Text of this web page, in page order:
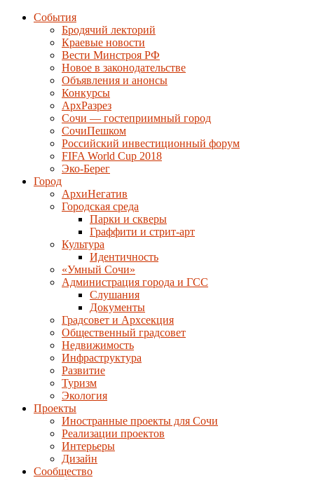
События
Бродячий лекторий
Краевые новости
Вести Минстроя РФ
Новое в законодательстве
Объявления и анонсы
Конкурсы
АрхРазрез
Сочи — гостеприимный город
СочиПешком
Российский инвестиционный форум
FIFA World Cup 2018
Эко-Берег
Город
АрхиНегатив
Городская среда
Парки и скверы
Граффити и стрит-арт
Культура
Идентичность
«Умный Сочи»
Администрация города и ГСС
Слушания
Документы
Градсовет и Архсекция
Общественный градсовет
Недвижимость
Инфраструктура
Развитие
Туризм
Экология
Проекты
Иностранные проекты для Сочи
Реализации проектов
Интерьеры
Дизайн
Сообщество